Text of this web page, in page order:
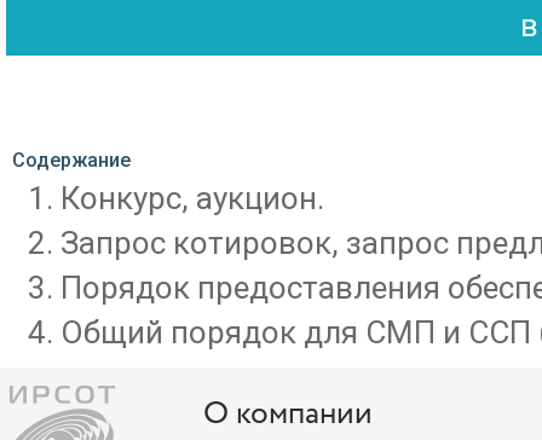
Содержание
Конкурс, аукцион.
Запрос котировок, запрос
Порядок предоставления
Общий порядок для СМП и ССП
О компании